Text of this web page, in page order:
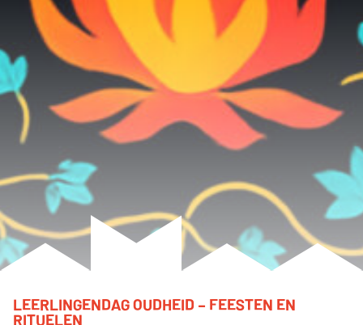
LEERLINGENDAG OUDHEID – FEESTEN EN
RITUELEN